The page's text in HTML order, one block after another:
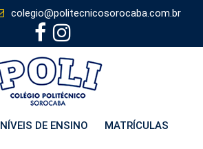
colegio@politecnicosorocaba.com.br
NÍVEIS DE ENSINO MATRÍCULAS